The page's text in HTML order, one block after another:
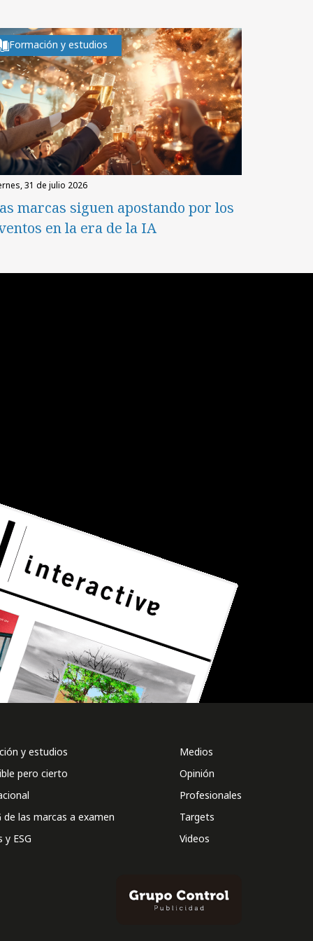
Formación y estudios
31 de julio 2026
marcas siguen apostando por los
en la era de la IA
y estudios
pero cierto
de las marcas a examen
y ESG
Medios
Opinión
Profesionales
Targets
Videos